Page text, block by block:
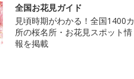
全国お花見ガイド
見頃時期がわかる！全国1400カ
所の桜名所・お花見スポット情
報を掲載